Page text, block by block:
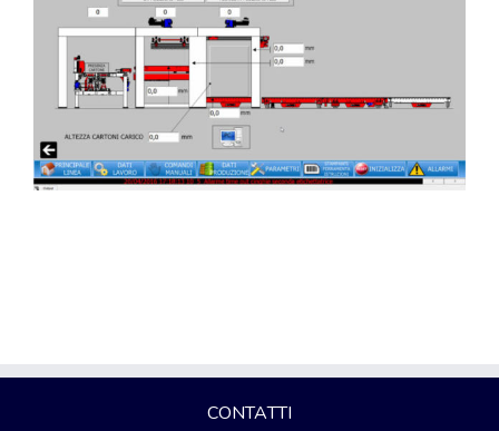
CONTATTI